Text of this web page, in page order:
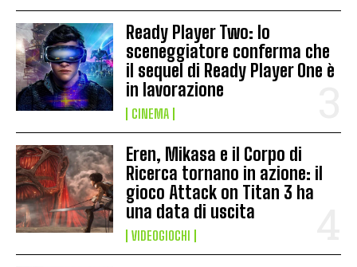
Ready Player Two: lo
sceneggiatore conferma che
il sequel di Ready Player One è
in lavorazione
CINEMA
Eren, Mikasa e il Corpo di
Ricerca tornano in azione: il
gioco Attack on Titan 3 ha
una data di uscita
VIDEOGIOCHI